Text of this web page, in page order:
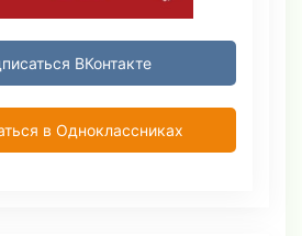
ВКонтакте
в Одноклассниках